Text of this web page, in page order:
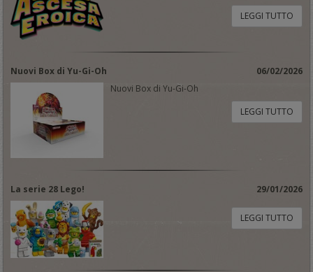
LEGGI TUTTO
Nuovi Box di Yu-Gi-Oh
06/02/2026
Nuovi Box di Yu-Gi-Oh
LEGGI TUTTO
La serie 28 Lego! 29/01/2026
LEGGI TUTTO